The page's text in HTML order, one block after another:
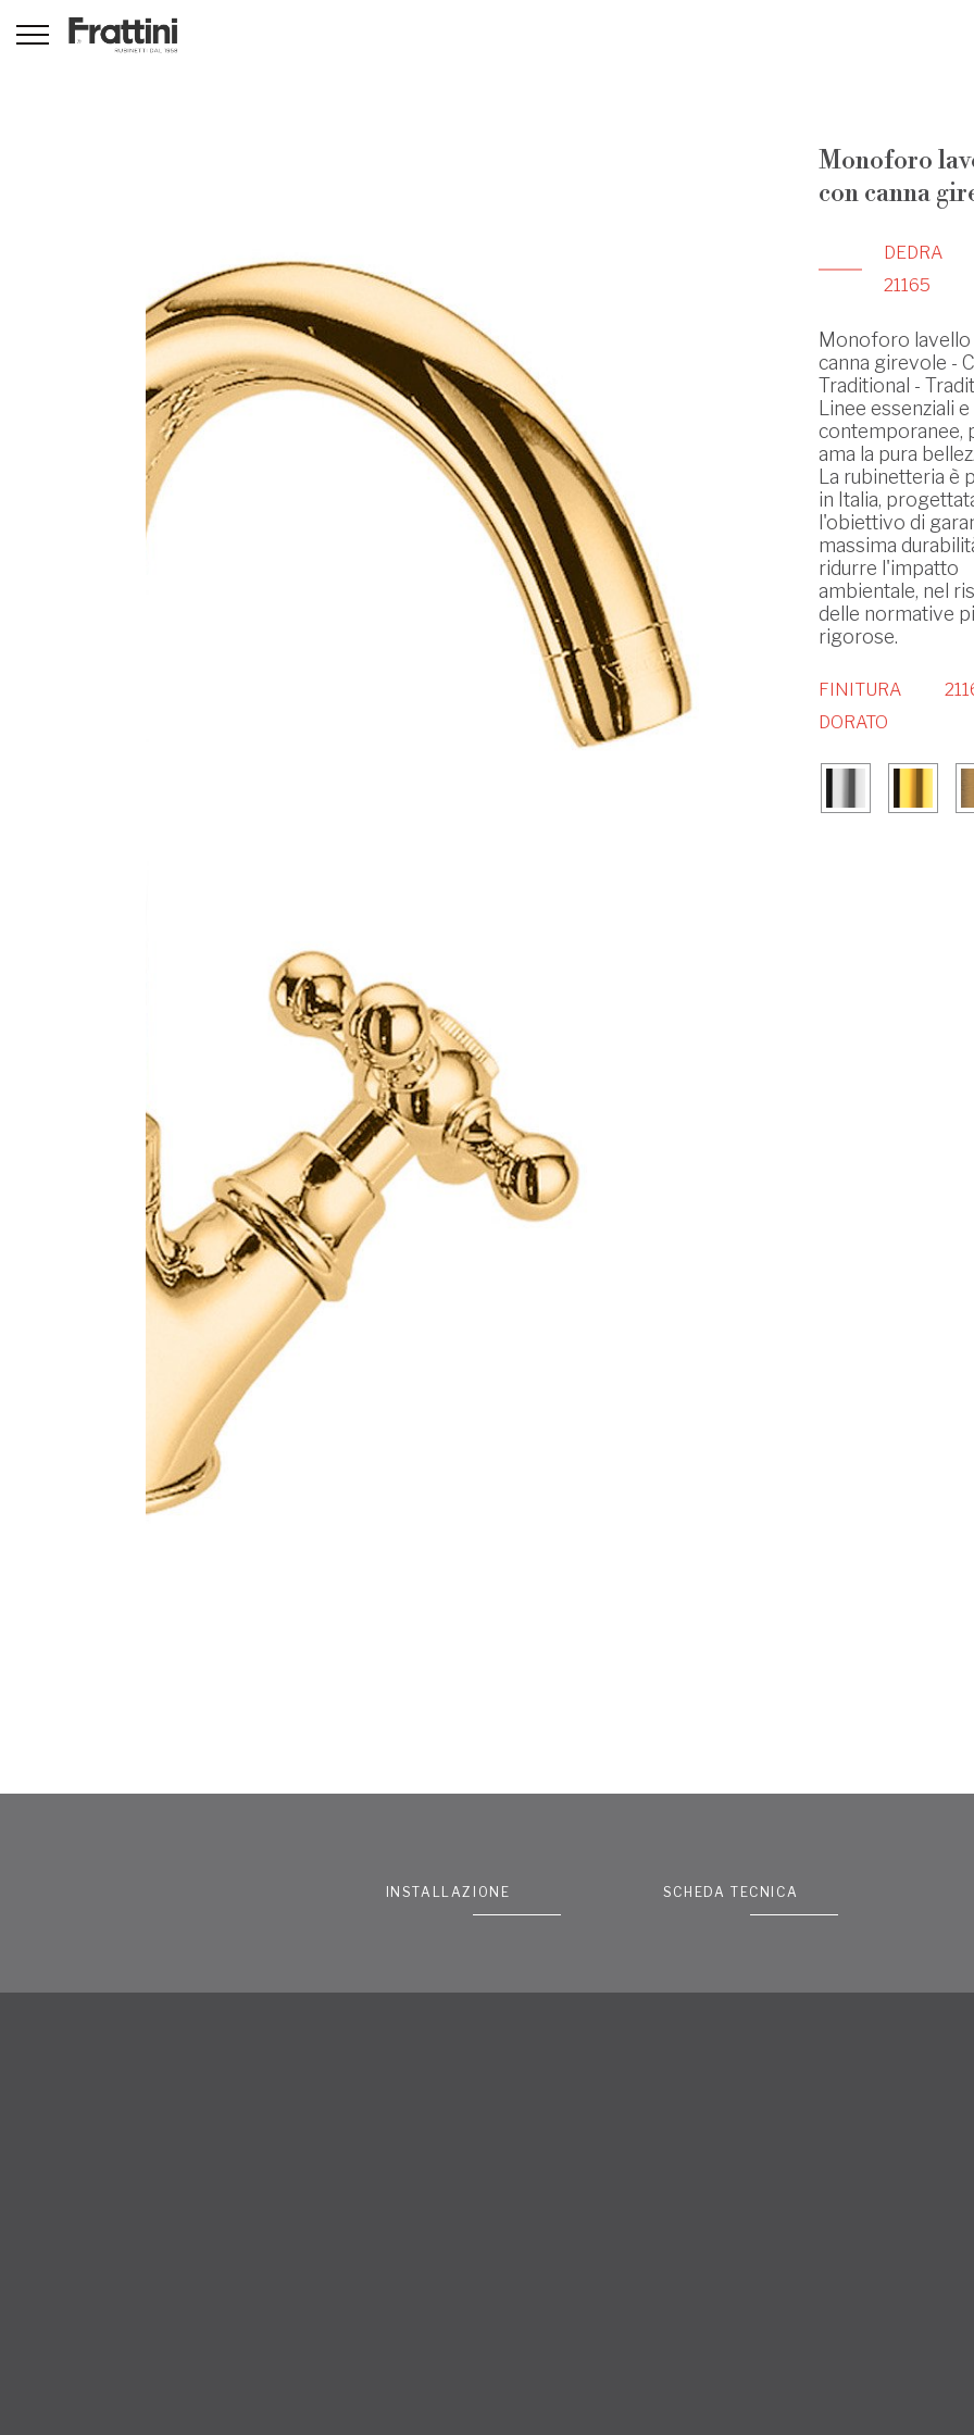
Monoforo
con canna
DEDRA
21165
Monoforo lavello
canna girevole -
Traditional -
Linee essenziali e
contemporanee,
ama la pura
La rubinetteria è
in Italia,
l'obiettivo di
massima
ridurre l'impatto
ambientale, nel
delle normative
rigorose.
FINITURA
DORATO
INSTALLAZIONE SCHEDA TECNICA